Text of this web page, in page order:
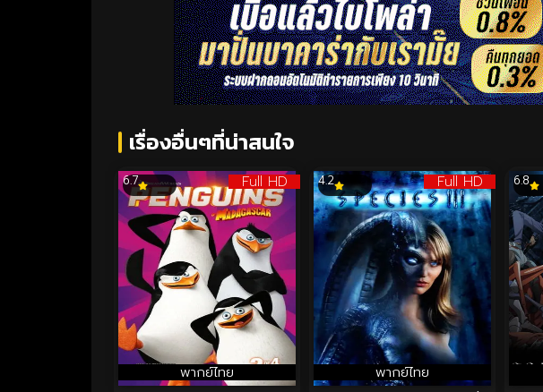
เรื่องอื่นๆที่น่าสนใจ
Full HD
พากย์ไทย
6.7 Full HD
พากย์ไทย
4.2 6.8